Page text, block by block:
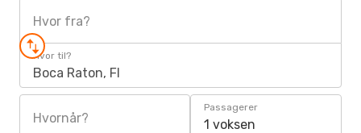
Hvor fra?
Hvor til?
Boca Raton, Fl
Hvornår?
Passagerer
1 voksen